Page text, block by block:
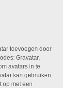
toevoegen door
Gravatar,
avatars in te
kan gebruiken.
op met een